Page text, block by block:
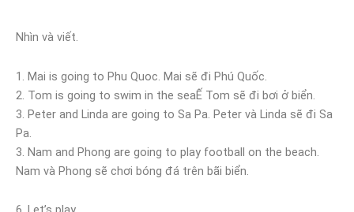
Nhìn và viết.
1. Mai is going to Phu Quoc. Mai sẽ đi Phú Quốc.
2. Tom is going to swim in the seaẾ Tom sẽ đi bơi ở biển.
3. Peter and Linda are going to Sa Pa. Peter và Linda sẽ đi Sa
Pa.
3. Nam and Phong are going to play football on the beach.
Nam và Phong sẽ chơi bóng đá trên bãi biển.